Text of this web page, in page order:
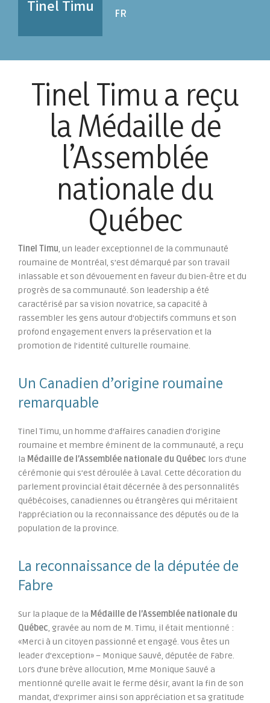
contenu
Tinel Timu FR
Tinel Timu a reçu
la Médaille de
l’Assemblée
nationale du
Québec
Tinel Timu, un leader exceptionnel de la communauté
roumaine de Montréal, s’est démarqué par son travail
inlassable et son dévouement en faveur du bien-être et du
progrès de sa communauté. Son leadership a été
caractérisé par sa vision novatrice, sa capacité à
rassembler les gens autour d’objectifs communs et son
profond engagement envers la préservation et la
promotion de l’identité culturelle roumaine.
Un Canadien d’origine roumaine
remarquable
Tinel Timu, un homme d’affaires canadien d’origine
roumaine et membre éminent de la communauté, a reçu
la Médaille de l’Assemblée nationale du Québec lors d’une
cérémonie qui s’est déroulée à Laval. Cette décoration du
parlement provincial était décernée à des personnalités
québécoises, canadiennes ou étrangères qui méritaient
l’appréciation ou la reconnaissance des députés ou de la
population de la province.
La reconnaissance de la députée de
Fabre
Sur la plaque de la Médaille de l’Assemblée nationale du
Québec, gravée au nom de M. Timu, il était mentionné :
«Merci à un citoyen passionné et engagé. Vous êtes un
leader d’exception» – Monique Sauvé, députée de Fabre.
Lors d’une brève allocution, Mme Monique Sauvé a
mentionné qu’elle avait le ferme désir, avant la fin de son
mandat, d’exprimer ainsi son appréciation et sa gratitude